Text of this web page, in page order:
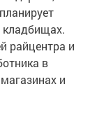
кладбищах.
райцентра и
в
и